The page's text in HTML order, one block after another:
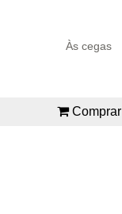
Às cegas
Comprar